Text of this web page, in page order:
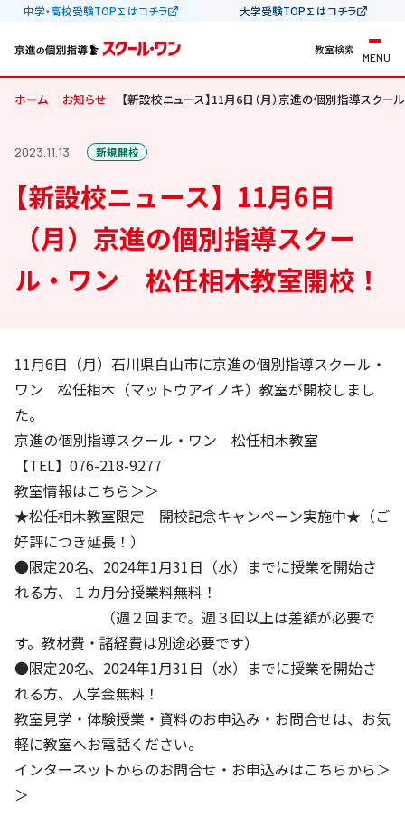
中学・高校受験TOP∑はコチラ 大学受験TOP∑はコチラ
教室検索
MENU
ホーム お知らせ 【新設校ニュース】11月6日（月）京進の個別指導スク
2023.11.13 新規開校
【新設校ニュース】11月6日
（月）京進の個別指導スクー
ル・ワン 松任相木教室開校！
11月6日（月）石川県白山市に京進の個別指導スクール・
ワン 松任相木（マットウアイノキ）教室が開校しまし
た。
京進の個別指導スクール・ワン 松任相木教室
【TEL】076-218-9277
教室情報はこちら＞＞
★松任相木教室限定 開校記念キャンペーン実施中★（ご
好評につき延長！）
●限定20名、2024年1月31日（水）までに授業を開始さ
れる方、１カ月分授業料無料！
（週２回まで。週３回以上は差額が必要で
す。教材費・諸経費は別途必要です）
●限定20名、2024年1月31日（水）までに授業を開始さ
れる方、入学金無料！
教室見学・体験授業・資料のお申込み・お問合せは、お気
軽に教室へお電話ください。
インターネットからのお問合せ・お申込みはこちらから＞
＞